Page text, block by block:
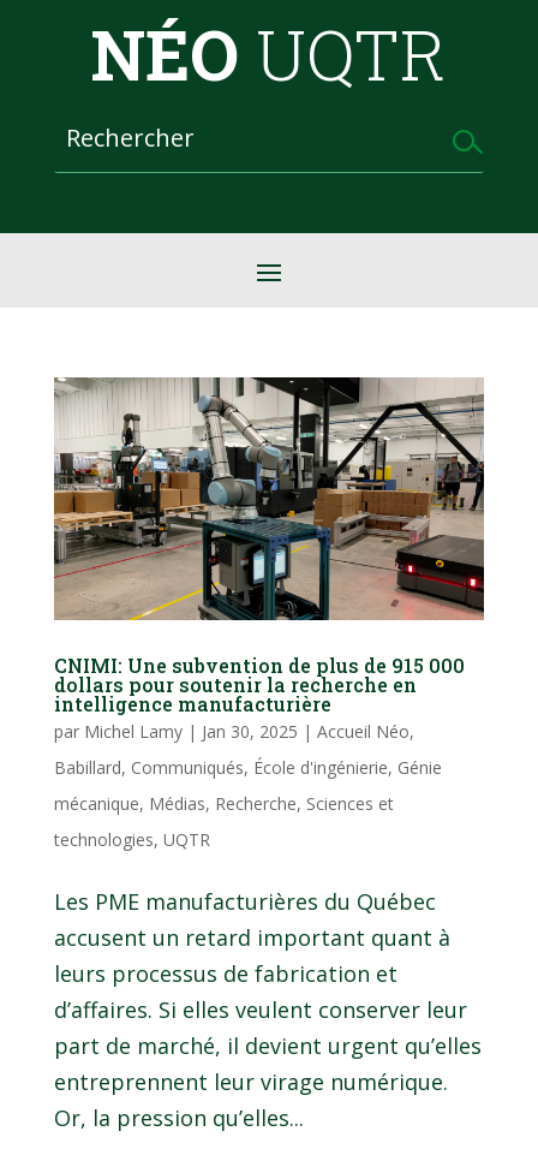
NÉO UQTR
CNIMI: Une subvention de plus de 915 000
dollars pour soutenir la recherche en
intelligence manufacturière
par Michel Lamy| Jan 30, 2025 | Accueil Néo,
Babillard, Communiqués, École d'ingénierie, Génie
mécanique, Médias, Recherche, Sciences et
technologies, UQTR
Les PME manufacturières du Québec
accusent un retard important quant à
leurs processus de fabrication et
d’affaires. Si elles veulent conserver leur
part de marché, il devient urgent qu’elles
entreprennent leur virage numérique.
Or, la pression qu’elles...